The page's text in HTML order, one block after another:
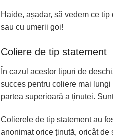
Haide, așadar, să vedem ce
sau cu umerii goi!
Coliere de tip statement
În cazul acestor tipuri de
succes pentru coliere mai
partea superioară a ținutei.
Colierele de tip statement au
anonimat orice ținută, oricât